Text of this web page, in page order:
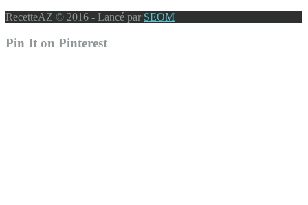
RecetteAZ © 2016 - Lancé par SEOM
Pin It on Pinterest